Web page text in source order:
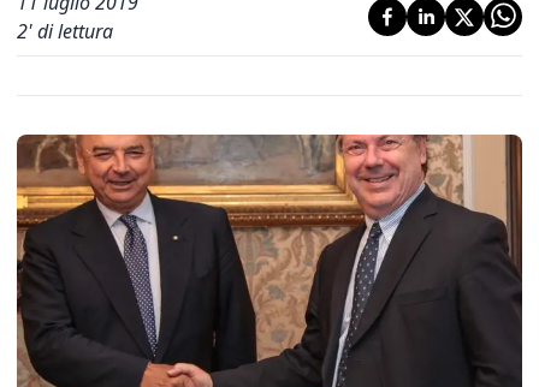
2' di lettura